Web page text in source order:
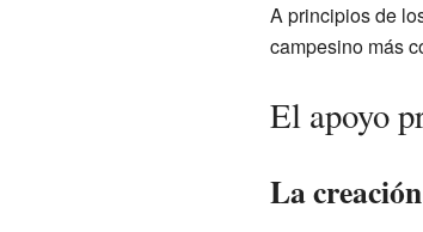
A principios de
campesino más
El apoyo
La